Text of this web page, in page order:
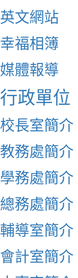
英文網站
幸福相簿
媒體報導
行政單位
校長室簡介
教務處簡介
學務處簡介
總務處簡介
輔導室簡介
會計室簡介